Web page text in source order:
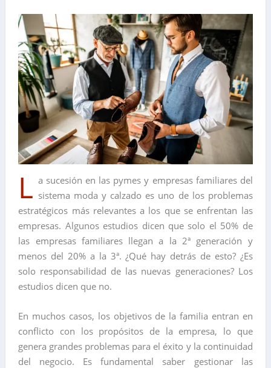
L a sucesión en las pymes y empresas familiares del
sistema moda y calzado es uno de los problemas
estratégicos más relevantes a los que se enfrentan las
empresas. Algunos estudios dicen que solo el 50% de
las empresas familiares llegan a la 2ª generación y
menos del 20% a la 3ª. ¿Qué hay detrás de esto? ¿Es
solo responsabilidad de las nuevas generaciones? Los
estudios dicen que no.
En muchos casos, los objetivos de la familia entran en
conflicto con los propósitos de la empresa, lo que
genera grandes problemas para el éxito y la continuidad
del negocio. Es fundamental saber gestionar las